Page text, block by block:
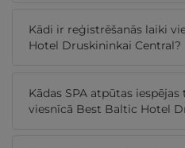
Kādi ir reģistrēšanās laiki
Hotel Druskininkai Central?
Kādas SPA atpūtas
viesnīcā Best Baltic Hotel